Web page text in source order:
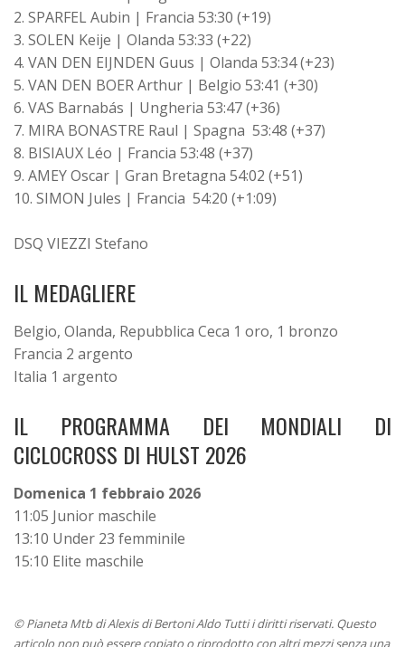
2. SPARFEL Aubin | Francia 53:30 (+19)
3. SOLEN Keije | Olanda 53:33 (+22)
4. VAN DEN EIJNDEN Guus | Olanda 53:34 (+23)
5. VAN DEN BOER Arthur | Belgio 53:41 (+30)
6. VAS Barnabás | Ungheria 53:47 (+36)
7. MIRA BONASTRE Raul | Spagna 53:48 (+37)
8. BISIAUX Léo | Francia 53:48 (+37)
9. AMEY Oscar | Gran Bretagna 54:02 (+51)
10. SIMON Jules | Francia 54:20 (+1:09)
DSQ VIEZZI Stefano
IL MEDAGLIERE
Belgio, Olanda, Repubblica Ceca 1 oro, 1 bronzo
Francia 2 argento
Italia 1 argento
IL PROGRAMMA DEI MONDIALI DI
CICLOCROSS DI HULST 2026
Domenica 1 febbraio 2026
11:05 Junior maschile
13:10 Under 23 femminile
15:10 Elite maschile
© Pianeta Mtb di Alexis di Bertoni Aldo Tutti i diritti riservati. Questo
articolo non può essere copiato o riprodotto con altri mezzi senza una